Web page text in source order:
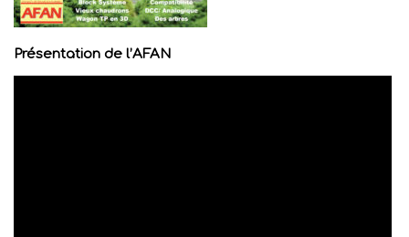
Présentation de l’AFAN